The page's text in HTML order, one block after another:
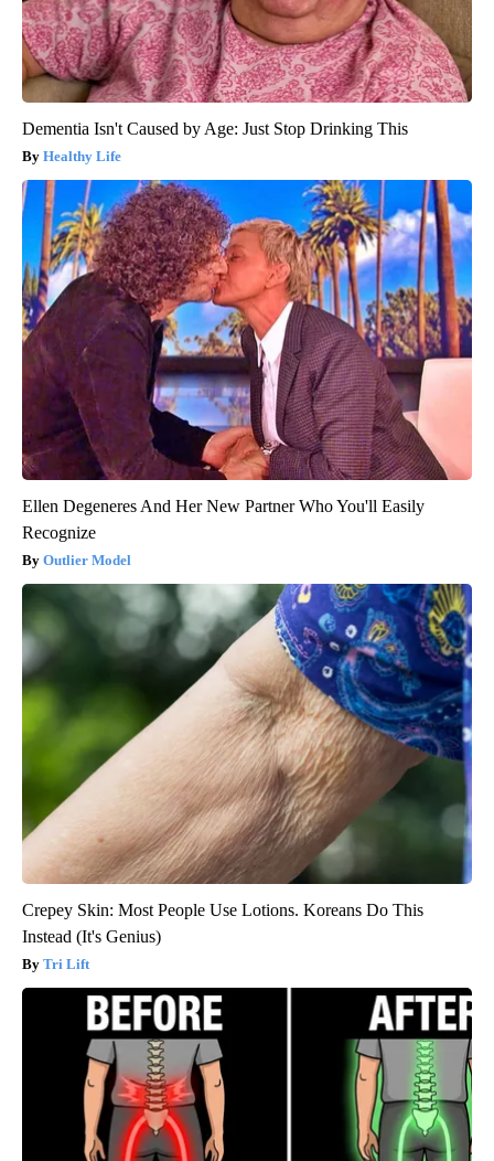
Dementia Isn't Caused by Age: Just Stop Drinking This
Healthy Life
Ellen Degeneres And Her New Partner Who You'll Easily
Recognize
Outlier Model
Crepey Skin: Most People Use Lotions. Koreans Do This
Instead (It's Genius)
Tri Lift